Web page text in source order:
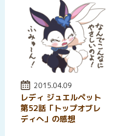
投稿日:
2015.04.09
レディ ジュエルペット
第52話「トップオブレ
ディへ」の感想